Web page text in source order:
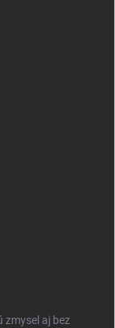
zmysel aj bez